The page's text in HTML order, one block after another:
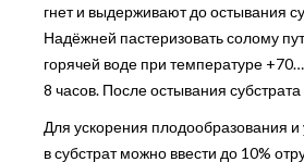
гнет и выдерживают до остывания
Надёжней пастеризовать солому
горячей воде при температуре
8 часов. После остывания
Для ускорения плодообразования
в субстрат можно ввести до 10%